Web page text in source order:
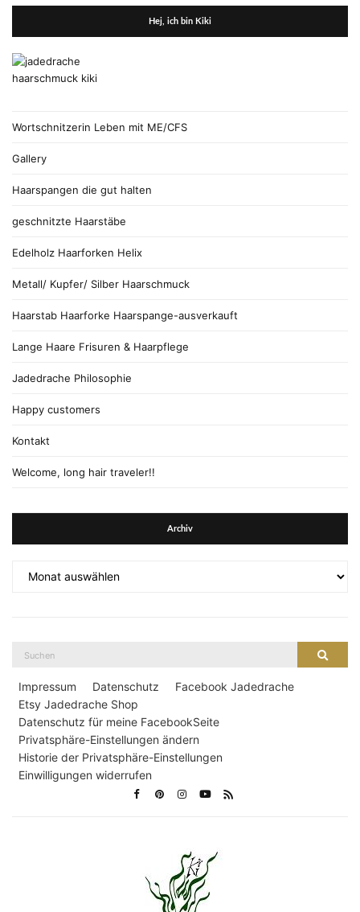
Hej, ich bin Kiki
Wortschnitzerin Leben mit ME/CFS
Gallery
Haarspangen die gut halten
geschnitzte Haarstäbe
Edelholz Haarforken Helix
Metall/ Kupfer/ Silber Haarschmuck
Haarstab Haarforke Haarspange-ausverkauft
Lange Haare Frisuren & Haarpflege
Jadedrache Philosophie
Happy customers
Kontakt
Welcome, long hair traveler!!
Archiv
Impressum Datenschutz
Facebook Jadedrache
Etsy Jadedrache Shop
Datenschutz für meine FacebookSeite
Privatsphäre-Einstellungen ändern
Historie der Privatsphäre-Einstellungen
Einwilligungen widerrufen